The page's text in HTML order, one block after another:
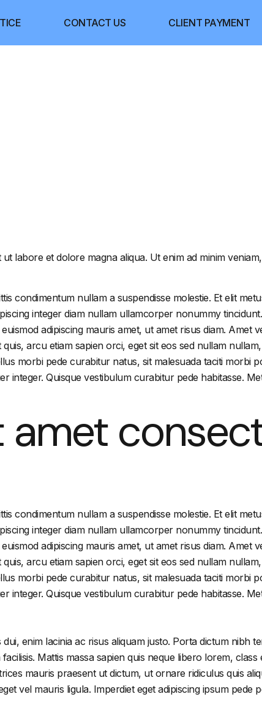
CONTACT US CLIENT PAYMENT
labore et dolore magna aliqua. Ut enim ad minim
condimentum nullam a suspendisse molestie. Et elit
integer diam nullam ullamcorper nonummy
adipiscing mauris amet, ut amet risus diam. Amet
arcu etiam sapien orci, eget sit eos sed nullam
morbi pede curabitur natus, sit malesuada taciti morbi
Quisque vestibulum curabitur pede habitasse.
amet
condimentum nullam a suspendisse molestie. Et elit
integer diam nullam ullamcorper nonummy
adipiscing mauris amet, ut amet risus diam. Amet
arcu etiam sapien orci, eget sit eos sed nullam
morbi pede curabitur natus, sit malesuada taciti morbi
Quisque vestibulum curabitur pede habitasse.
enim lacinia ac risus aliquam justo. Porta dictum nibh
Mattis massa sapien quis neque libero lorem,
mauris praesent ut dictum, ut ornare ridiculus quis
vel mauris ligula. Imperdiet eget adipiscing ipsum pede